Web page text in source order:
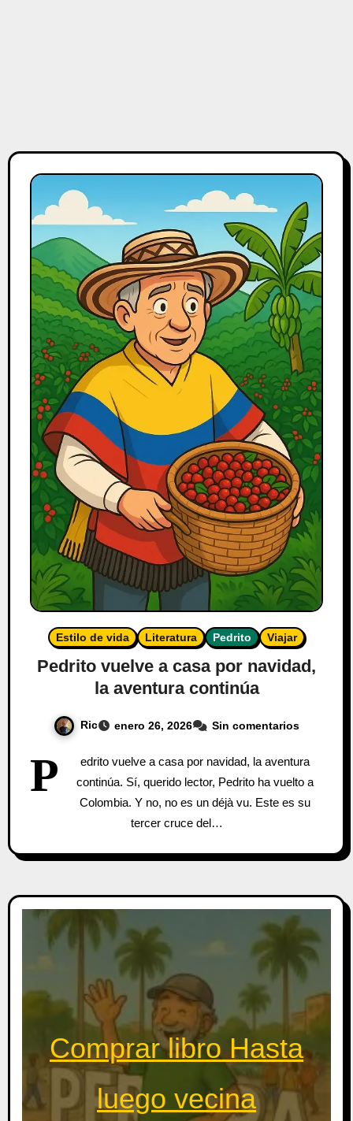
Estilo de vida Literatura Pedrito Viajar
Pedrito vuelve a casa por navidad,
la aventura continúa
Ric enero 26, 2026 Sin comentarios
P
edrito vuelve a casa por navidad, la aventura
continúa. Sí, querido lector, Pedrito ha vuelto a
Colombia. Y no, no es un déjà vu. Este es su
tercer cruce del…
Comprar libro Hasta
luego vecina